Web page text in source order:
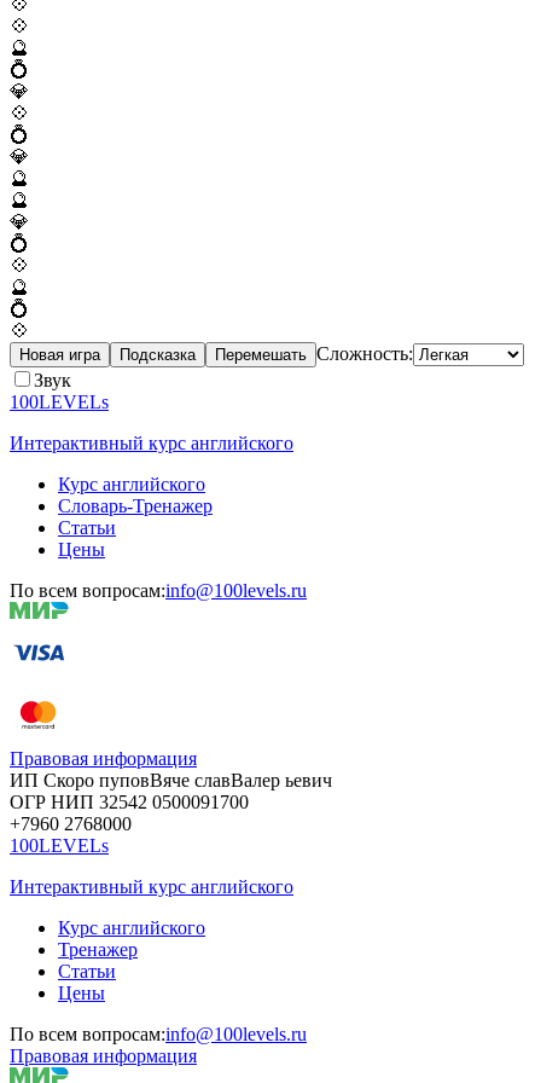
💠
💠
🔮
💍
💎
💠
💍
💎
🔮
🔮
💎
💍
💠
🔮
💍
💠
Новая игра Подсказка Перемешать Сложность:
Звук
100LEVELs
Интерактивный курс английского
Курс английского
Словарь-Тренажер
Статьи
Цены
По всем вопросам:info@100levels.ru
Правовая информация
ИП Скоро пуповВяче славВалер ьевич
ОГР НИП 32542 0500091700
+7960 2768000
100LEVELs
Интерактивный курс английского
Курс английского
Тренажер
Статьи
Цены
По всем вопросам:info@100levels.ru
Правовая информация